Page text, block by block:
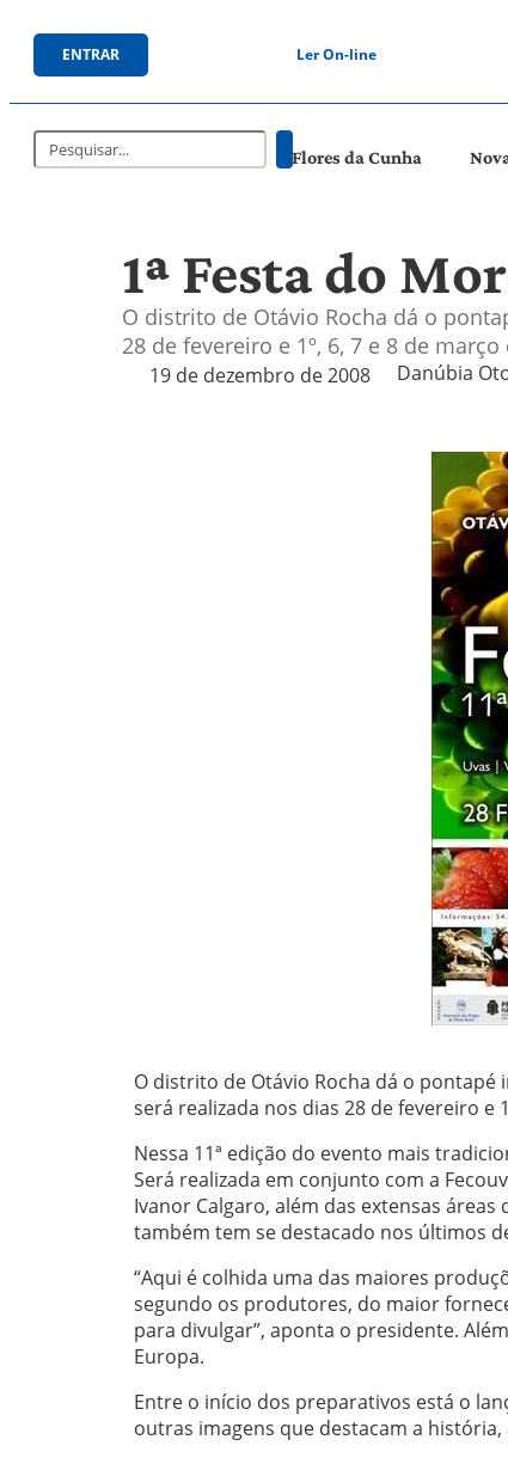
ENTRAR Ler On-line
Flores da Cunha
1ª Festa do
O distrito de Otávio Rocha dá o
28 de fevereiro e 1º, 6, 7 e 8 de março
19 de dezembro de 2008 Danúbia
O distrito de Otávio Rocha dá o pontapé
será realizada nos dias 28 de fevereiro e
Nessa 11ª edição do evento mais
Será realizada em conjunto com a
Ivanor Calgaro, além das extensas
também tem se destacado nos últimos
“Aqui é colhida uma das maiores
segundo os produtores, do maior
para divulgar”, aponta o presidente.
Europa.
Entre o início dos preparativos está o
outras imagens que destacam a